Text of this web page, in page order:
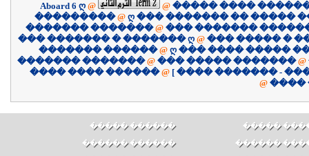
Aboard 6 ღ @ @ ����� ����
��������� @ ღ ��� ������� �� �����
������� ������� @ ��� �������
��� ������� � ������� ღ @ ��� ����� �
������� ������ @ ღ ��� ���� �����
������� ������� @ ��� ����� ������� @
@
������ ���� ����
@
������ �����
������ ������
������
������